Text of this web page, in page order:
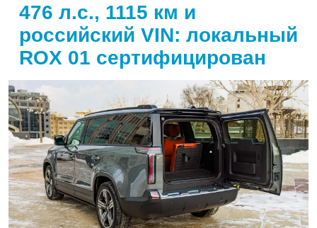
476 л.с., 1115 км и
российский VIN: локальный
ROX 01 сертифицирован